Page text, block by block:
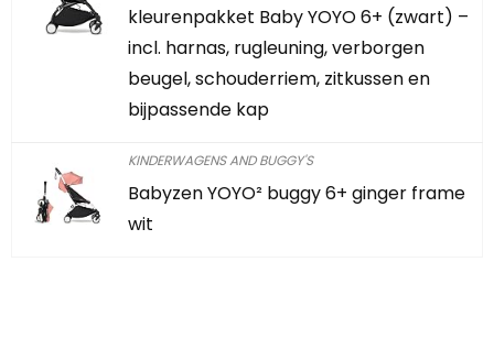
kleurenpakket Baby YOYO 6+ (zwart) –
incl. harnas, rugleuning, verborgen
beugel, schouderriem, zitkussen en
bijpassende kap
KINDERWAGENS AND BUGGY'S
Babyzen YOYO² buggy 6+ ginger frame
wit